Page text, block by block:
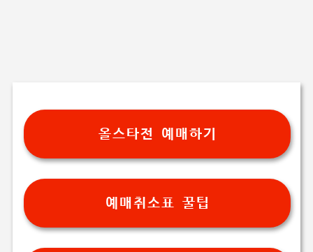
올스타전 예매하기
예매취소표 꿀팁